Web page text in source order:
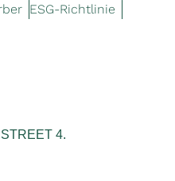
ESG-Richtlinie
4.